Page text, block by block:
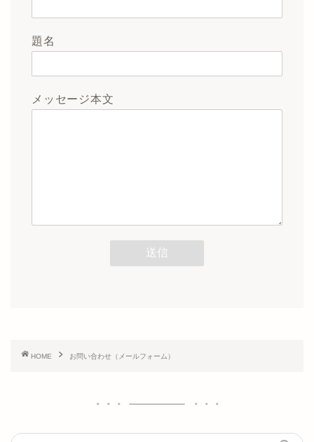
題名
メッセージ本文
HOME お問い合わせ（メールフォーム）